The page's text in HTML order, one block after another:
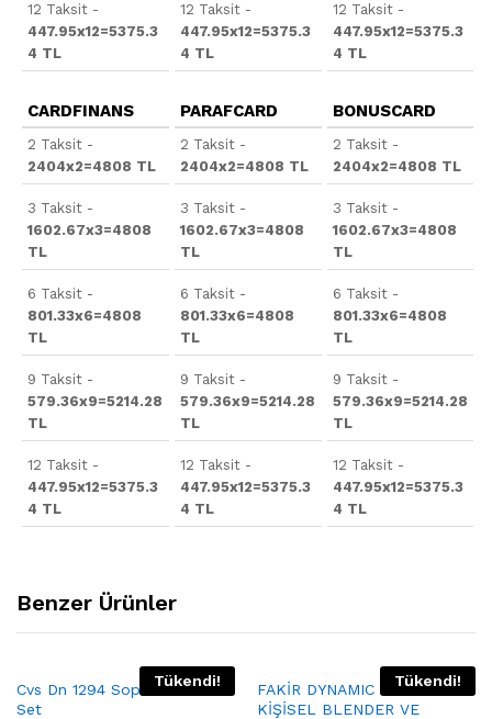
12 Taksit -
447.95x12=5375.3
4 TL
12 Taksit -
447.95x12=5375.3
4 TL
12 Taksit -
447.95x12=5375.3
4 TL
CARDFINANS
2 Taksit -
2404x2=4808 TL
3 Taksit -
1602.67x3=4808
TL
6 Taksit -
801.33x6=4808
TL
9 Taksit -
579.36x9=5214.28
TL
12 Taksit -
447.95x12=5375.3
4 TL
PARAFCARD
2 Taksit -
2404x2=4808 TL
3 Taksit -
1602.67x3=4808
TL
6 Taksit -
801.33x6=4808
TL
9 Taksit -
579.36x9=5214.28
TL
12 Taksit -
447.95x12=5375.3
4 TL
BONUSCARD
2 Taksit -
2404x2=4808 TL
3 Taksit -
1602.67x3=4808
TL
6 Taksit -
801.33x6=4808
TL
9 Taksit -
579.36x9=5214.28
TL
12 Taksit -
447.95x12=5375.3
4 TL
Benzer Ürünler
Tükendi!
Cvs Dn 1294 Sophıa Blender
Set
Tükendi!
FAKİR DYNAMIC 2’İN 1
KİŞİSEL BLENDER VE